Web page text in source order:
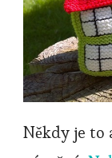
Někdy je to